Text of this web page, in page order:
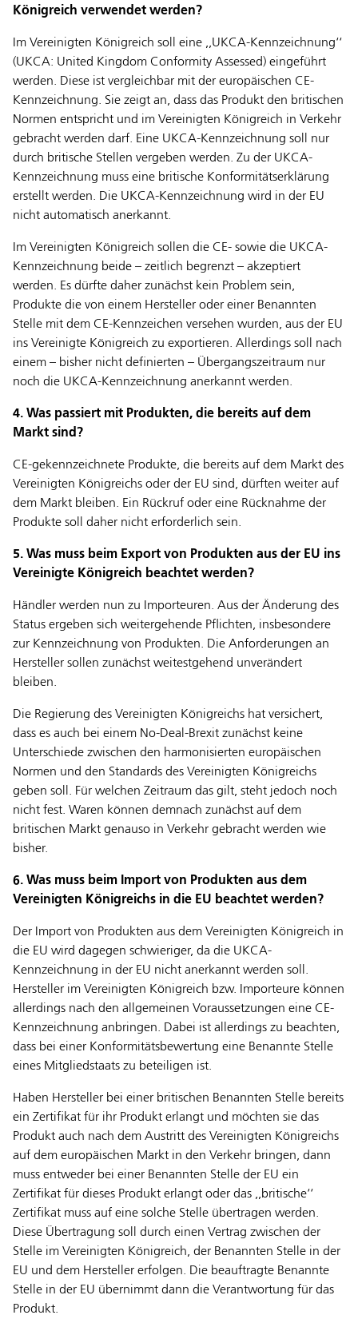
Königreich verwendet werden?
Im Vereinigten Königreich soll eine ,,UKCA-Kennzeichnung‘‘
(UKCA: United Kingdom Conformity Assessed) eingeführt
werden. Diese ist vergleichbar mit der europäischen CE-
Kennzeichnung. Sie zeigt an, dass das Produkt den britischen
Normen entspricht und im Vereinigten Königreich in Verkehr
gebracht werden darf. Eine UKCA-Kennzeichnung soll nur
durch britische Stellen vergeben werden. Zu der UKCA-
Kennzeichnung muss eine britische Konformitätserklärung
erstellt werden. Die UKCA-Kennzeichnung wird in der EU
nicht automatisch anerkannt.
Im Vereinigten Königreich sollen die CE- sowie die UKCA-
Kennzeichnung beide – zeitlich begrenzt – akzeptiert
werden. Es dürfte daher zunächst kein Problem sein,
Produkte die von einem Hersteller oder einer Benannten
Stelle mit dem CE-Kennzeichen versehen wurden, aus der EU
ins Vereinigte Königreich zu exportieren. Allerdings soll nach
einem – bisher nicht definierten – Übergangszeitraum nur
noch die UKCA-Kennzeichnung anerkannt werden.
4. Was passiert mit Produkten, die bereits auf dem
Markt sind?
CE-gekennzeichnete Produkte, die bereits auf dem Markt des
Vereinigten Königreichs oder der EU sind, dürften weiter auf
dem Markt bleiben. Ein Rückruf oder eine Rücknahme der
Produkte soll daher nicht erforderlich sein.
5. Was muss beim Export von Produkten aus der EU ins
Vereinigte Königreich beachtet werden?
Händler werden nun zu Importeuren. Aus der Änderung des
Status ergeben sich weitergehende Pflichten, insbesondere
zur Kennzeichnung von Produkten. Die Anforderungen an
Hersteller sollen zunächst weitestgehend unverändert
bleiben.
Die Regierung des Vereinigten Königreichs hat versichert,
dass es auch bei einem No-Deal-Brexit zunächst keine
Unterschiede zwischen den harmonisierten europäischen
Normen und den Standards des Vereinigten Königreichs
geben soll. Für welchen Zeitraum das gilt, steht jedoch noch
nicht fest. Waren können demnach zunächst auf dem
britischen Markt genauso in Verkehr gebracht werden wie
bisher.
6. Was muss beim Import von Produkten aus dem
Vereinigten Königreichs in die EU beachtet werden?
Der Import von Produkten aus dem Vereinigten Königreich in
die EU wird dagegen schwieriger, da die UKCA-
Kennzeichnung in der EU nicht anerkannt werden soll.
Hersteller im Vereinigten Königreich bzw. Importeure können
allerdings nach den allgemeinen Voraussetzungen eine CE-
Kennzeichnung anbringen. Dabei ist allerdings zu beachten,
dass bei einer Konformitätsbewertung eine Benannte Stelle
eines Mitgliedstaats zu beteiligen ist.
Haben Hersteller bei einer britischen Benannten Stelle bereits
ein Zertifikat für ihr Produkt erlangt und möchten sie das
Produkt auch nach dem Austritt des Vereinigten Königreichs
auf dem europäischen Markt in den Verkehr bringen, dann
muss entweder bei einer Benannten Stelle der EU ein
Zertifikat für dieses Produkt erlangt oder das ,,britische‘‘
Zertifikat muss auf eine solche Stelle übertragen werden.
Diese Übertragung soll durch einen Vertrag zwischen der
Stelle im Vereinigten Königreich, der Benannten Stelle in der
EU und dem Hersteller erfolgen. Die beauftragte Benannte
Stelle in der EU übernimmt dann die Verantwortung für das
Produkt.